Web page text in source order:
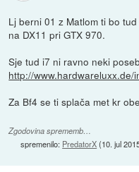
Lj berni 01 z Matlom ti bo
na DX11 pri GTX 970.
Sje tud i7 ni ravno neki
http://www.hardwareluxx.de/
Za Bf4 se ti splača met kr
Zgodovina sprememb…
spremenilo: PredatorX(10. jul